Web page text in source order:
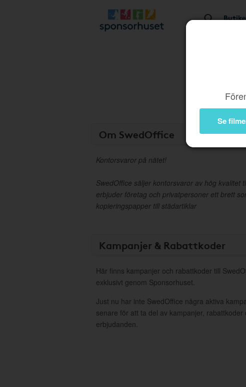
Se
Om SwedOffice
Kontorsvaror på nätet!
SwedOffice säljer kontorsvaror av hög kvalitet
erbjuder företag och privatpersoner ett brett
kopieringspapper till städartiklar
Kampanjer & Rabattkoder
Här finns kampanjer och rabattkoder till
exklusivt genom Sponsorhuset.
Just nu har inte SwedOffice några aktiva
senare för att ta del av kampanjer, rabattkoder
erbjudanden.